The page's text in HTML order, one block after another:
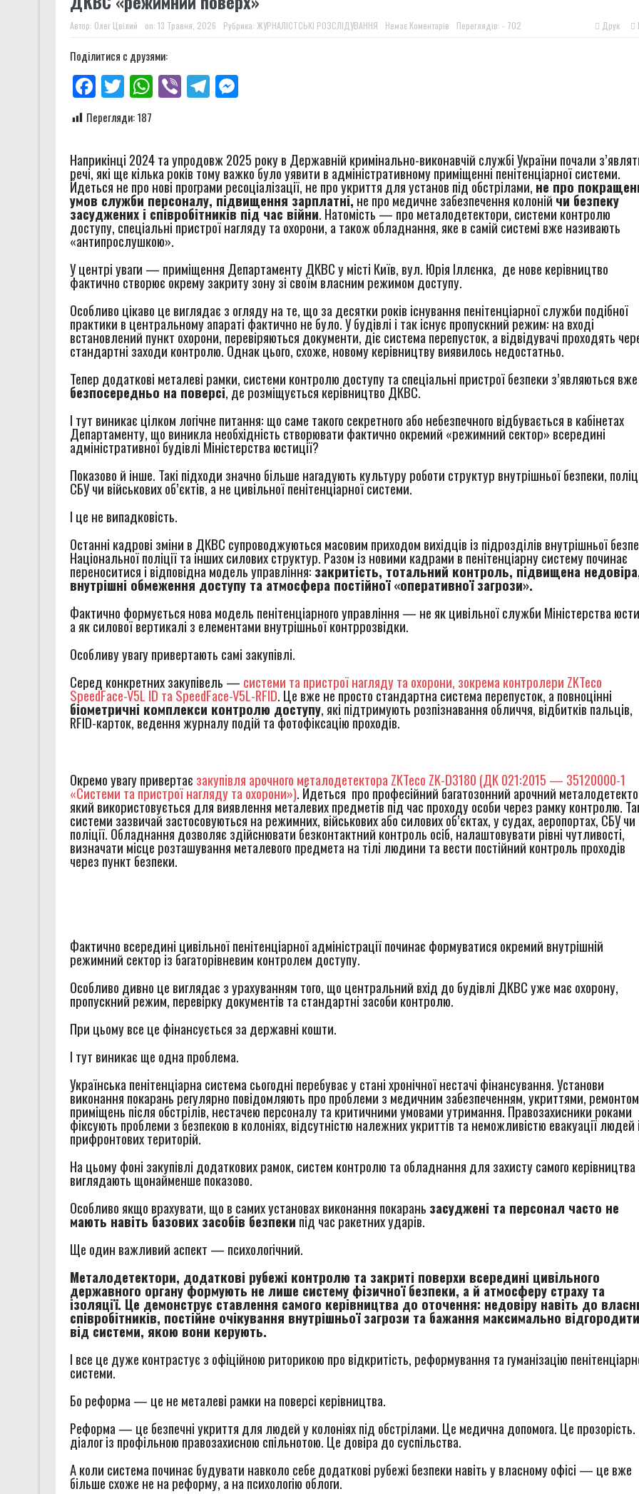
Чи може військо стати другим шансом? Що говорять колишні засуджені, командири та
Правозахисники представили в ОБСЄ докази депортації людей із місць несвободи на
Автор: Олег Цвілий on: 13 Травня, 2026 Рубрика: ЖУРНАЛІСТСЬКІ РОЗСЛІДУВАННЯ Немає Коментарів Переглядів: - 702 Друк
Поділитися с друзями:
Facebook
TwitterWhatsApp
ViberTelegramMessenger
Перегляди: 187
Наприкінці 2024 та упродовж 2025 року в Державній кримінально-виконавчій службі України почали
речі, які ще кілька років тому важко було уявити в адміністративному приміщенні пенітенціарної системи.
Йдеться не про нові програми ресоціалізації, не про укриття для установ під обстрілами, не про
умов служби персоналу, підвищення зарплатні,не про медичне забезпечення колоній чи безпеку
засуджених і співробітників під час війни. Натомість — про металодетектори, системи контролю
доступу, спеціальні пристрої нагляду та охорони, а також обладнання, яке в самій системі вже називають
«антипрослушкою».
У центрі уваги — приміщення Департаменту ДКВС у місті Київ, вул. Юрія Іллєнка, де нове керівництво
фактично створює окрему закриту зону зі своїм власним режимом доступу.
Особливо цікаво це виглядає з огляду на те, що за десятки років існування пенітенціарної служби подібної
практики в центральному апараті фактично не було. У будівлі і так існує пропускний режим: на вході
встановлений пункт охорони, перевіряються документи, діє система перепусток, а відвідувачі проходять
стандартні заходи контролю. Однак цього, схоже, новому керівництву виявилось недостатньо.
Тепер додаткові металеві рамки, системи контролю доступу та спеціальні пристрої безпеки з’являються вже
безпосередньо на поверсі, де розміщується керівництво ДКВС.
І тут виникає цілком логічне питання: що саме такого секретного або небезпечного відбувається в кабінетах
Департаменту, що виникла необхідність створювати фактично окремий «режимний сектор» всередині
адміністративної будівлі Міністерства юстиції?
Показово й інше. Такі підходи значно більше нагадують культуру роботи структур внутрішньої безпеки,
СБУ чи військових об’єктів, а не цивільної пенітенціарної системи.
І це не випадковість.
Останні кадрові зміни в ДКВС супроводжуються масовим приходом вихідців із підрозділів внутрішньої
Національної поліції та інших силових структур. Разом із новими кадрами в пенітенціарну систему починає
переноситися і відповідна модель управління:закритість, тотальний контроль, підвищена
внутрішні обмеження доступу та атмосфера постійної «оперативної загрози».
Фактично формується нова модель пенітенціарного управління — не як цивільної служби Міністерства
а як силової вертикалі з елементами внутрішньої контррозвідки.
Особливу увагу привертають самі закупівлі.
Серед конкретних закупівель — системи та пристрої нагляду та охорони, зокрема контролери ZKTeco
SpeedFace-V5L ID та SpeedFace-V5L-RFID. Це вже не просто стандартна система перепусток, а повноцінні
біометричні комплекси контролю доступу, які підтримують розпізнавання обличчя, відбитків пальців,
RFID-карток, ведення журналу подій та фотофіксацію проходів.
Окремо увагу привертає закупівля арочного металодетектора ZKTeco ZK-D3180 (ДК 021:2015 — 35120000-1
«Системи та пристрої нагляду та охорони»). Йдеться про професійний багатозонний арочний
який використовується для виявлення металевих предметів під час проходу особи через рамку контролю.
системи зазвичай застосовуються на режимних, військових або силових об’єктах, у судах, аеропортах, СБУ чи
поліції. Обладнання дозволяє здійснювати безконтактний контроль осіб, налаштовувати рівні чутливості,
визначати місце розташування металевого предмета на тілі людини та вести постійний контроль проходів
через пункт безпеки.
Фактично всередині цивільної пенітенціарної адміністрації починає формуватися окремий внутрішній
режимний сектор із багаторівневим контролем доступу.
Особливо дивно це виглядає з урахуванням того, що центральний вхід до будівлі ДКВС уже має охорону,
пропускний режим, перевірку документів та стандартні засоби контролю.
При цьому все це фінансується за державні кошти.
І тут виникає ще одна проблема.
Українська пенітенціарна система сьогодні перебуває у стані хронічної нестачі фінансування. Установи
виконання покарань регулярно повідомляють про проблеми з медичним забезпеченням, укриттями, ремонтом
приміщень після обстрілів, нестачею персоналу та критичними умовами утримання. Правозахисники роками
фіксують проблеми з безпекою в колоніях, відсутністю належних укриттів та неможливістю евакуації людей
прифронтових територій.
На цьому фоні закупівлі додаткових рамок, систем контролю та обладнання для захисту самого керівництва
виглядають щонайменше показово.
Особливо якщо врахувати, що в самих установах виконання покарань засуджені та персонал часто не
мають навіть базових засобів безпеки під час ракетних ударів.
Ще один важливий аспект — психологічний.
Металодетектори, додаткові рубежі контролю та закриті поверхи всередині цивільного
державного органу формують не лише систему фізичної безпеки, а й атмосферу страху та
ізоляції. Це демонструє ставлення самого керівництва до оточення: недовіру навіть до
співробітників, постійне очікування внутрішньої загрози та бажання максимально
від системи, якою вони керують.
І все це дуже контрастує з офіційною риторикою про відкритість, реформування та гуманізацію
системи.
Бо реформа — це не металеві рамки на поверсі керівництва.
Реформа — це безпечні укриття для людей у колоніях під обстрілами. Це медична допомога. Це
діалог із профільною правозахисною спільнотою. Це довіра до суспільства.
А коли система починає будувати навколо себе додаткові рубежі безпеки навіть у власному офісі — це вже
більше схоже не на реформу, а на психологію облоги.